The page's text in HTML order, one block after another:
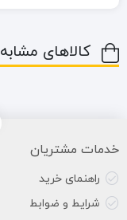
کالاهای مشابه
خدمات مشتریان
راهنمای خرید
شرایط و ضوابط